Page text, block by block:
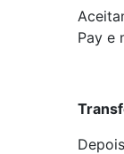
Pay e